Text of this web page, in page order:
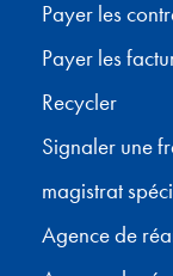
Payer les
Payer les
Recycler
Signaler une
magistrat
Agence de